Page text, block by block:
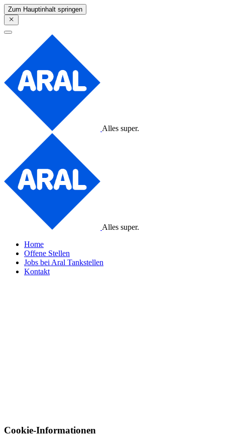
Zum Hauptinhalt springen
Alles super.
Alles super.
Home
Offene Stellen
Jobs bei Aral Tankstellen
Kontakt
Cookie-Informationen